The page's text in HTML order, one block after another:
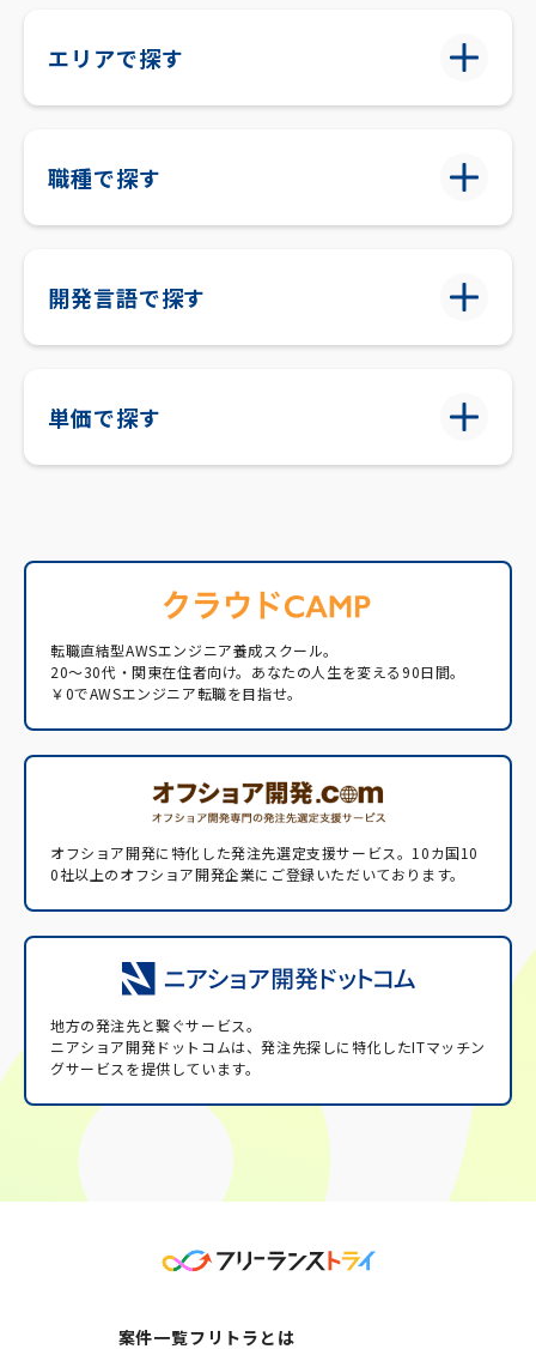
エリアで探す
職種で探す
開発言語で探す
単価で探す
転職直結型AWSエンジニア養成スクール。
20〜30代・関東在住者向け。あなたの人生を変える90日間。
￥0でAWSエンジニア転職を目指せ。
オフショア開発に特化した発注先選定支援サービス。 10カ国10
0社以上のオフショア開発企業にご登録いただいております。
地方の発注先と繋ぐサービス。
ニアショア開発ドットコムは、発注先探しに特化したITマッチン
グサービスを提供しています。
案件一覧フリトラとは